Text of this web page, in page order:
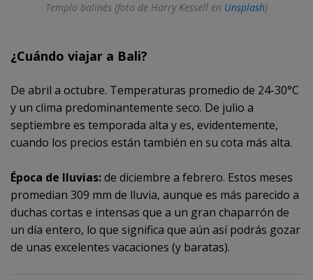
Templo balinés (foto de Harry Kessell en Unsplash)
¿Cuándo viajar a Bali?
De abril a octubre. Temperaturas promedio de 24-30°C
y un clima predominantemente seco. De julio a
septiembre es temporada alta y es, evidentemente,
cuando los precios están también en su cota más alta.
Época de lluvias:de diciembre a febrero. Estos meses
promedian 309 mm de lluvia, aunque es más parecido a
duchas cortas e intensas que a un gran chaparrón de
un día entero, lo que significa que aún así podrás gozar
de unas excelentes vacaciones (y baratas).